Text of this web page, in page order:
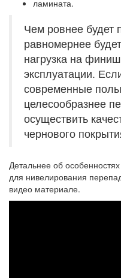
ламината.
Чем ровнее будет
равномернее
нагрузка на
эксплуатации.
современные
целесообразнее
осуществить
чернового
Детальнее об
для нивелирования
видео материале.